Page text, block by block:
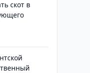
скот в